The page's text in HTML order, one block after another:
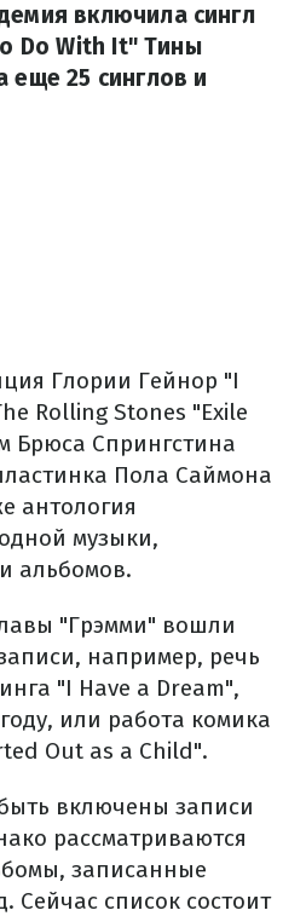
включила сингл
Do With It" Тины
еще 25 синглов и
Глории Гейнор "I
Rolling Stones "Exile
Брюса Спрингстина
Пола Саймона
антология
музыки,
альбомов.
"Грэмми" вошли
например, речь
"I Have a Dream",
или работа комика
Out as a Child".
включены записи
рассматриваются
записанные
Сейчас список состоит